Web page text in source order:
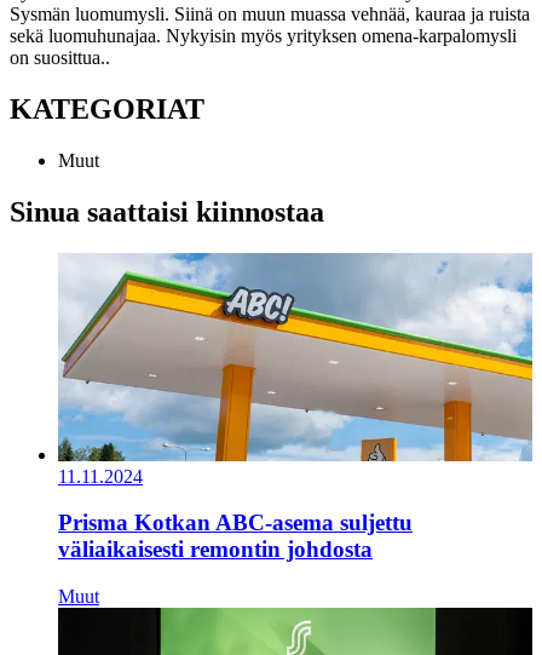
Sysmän luomumysli. Siinä on muun muassa vehnää, kauraa ja ruista
sekä luomuhunajaa. Nykyisin myös yrityksen omena-karpalomysli
on suosittua..
KATEGORIAT
Muut
Sinua saattaisi kiinnostaa
11.11.2024
Prisma Kotkan ABC-asema suljettu
väliaikaisesti remontin johdosta
Muut